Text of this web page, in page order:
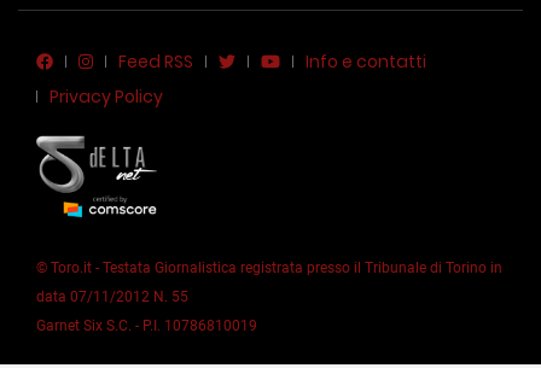
Feed RSS
Info e contatti
Privacy Policy
© Toro.it - Testata Giornalistica registrata presso il Tribunale di Torino in
data 07/11/2012 N. 55
Garnet Six S.C. - P.I. 10786810019